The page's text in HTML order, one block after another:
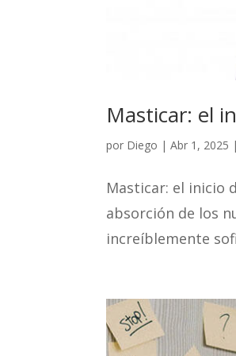
Masticar: el
por Diego |Abr 1, 2025 |
Masticar: el inicio
absorción de los
increíblemente